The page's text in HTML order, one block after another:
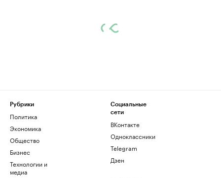
Рубрики
Политика
Экономика
Общество
Бизнес
Технологии и
медиа
Социальные
сети
ВКонтакте
Одноклассники
Telegram
Дзен